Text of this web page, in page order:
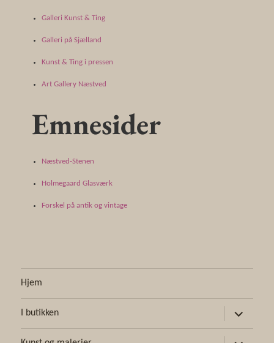
Galleri Kunst & Ting
Galleri på Sjælland
Kunst & Ting i pressen
Art Gallery Næstved
Emnesider
Næstved-Stenen
Holmegaard Glasværk
Forskel på antik og vintage
Hjem
I butikken udvid
udvid